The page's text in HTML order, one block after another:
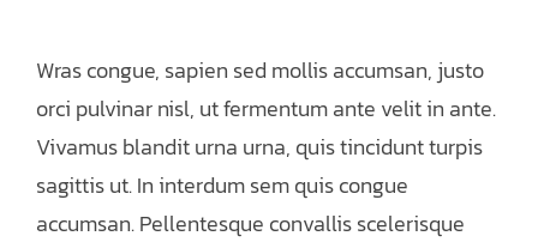
Wras congue, sapien sed mollis accumsan, justo
orci pulvinar nisl, ut fermentum ante velit in ante.
Vivamus blandit urna urna, quis tincidunt turpis
sagittis ut. In interdum sem quis congue
accumsan. Pellentesque convallis scelerisque